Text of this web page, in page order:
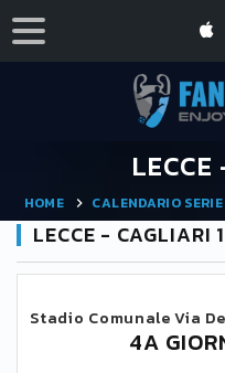
HOME CALENDARIO
LECCE - CAGLIARI
Stadio Comunale Via
4A